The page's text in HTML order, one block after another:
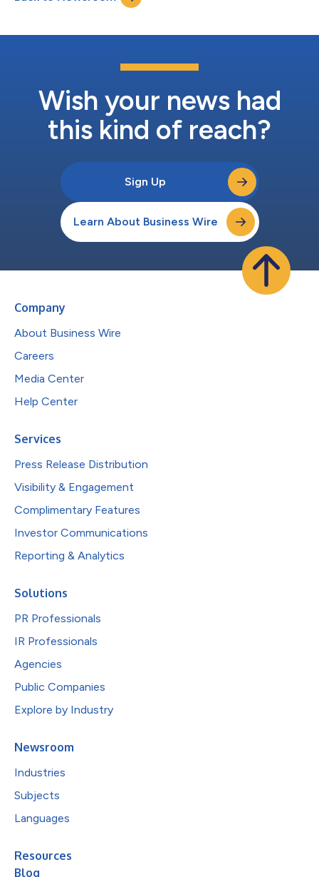
Trials.gov識別番号：NCT06544291） この臨床試験はエール大
神経科学（PAIN）研究室の所長であり、入院精神科副主任である
の臨床試験の資金は国立薬物乱用研究所（NIDA）からの助成金
によって賄われます。 この臨床試験の主な目的は、OUDおよび
るためTHCと同時投与されるNantheia™ ATL5,...
Wish your news had
this kind of reach?
Sign Up
Learn About Business Wire
Company
About Business Wire
Careers
Media Center
Help Center
Services
Press Release Distribution
Visibility & Engagement
Complimentary Features
Investor Communications
Reporting & Analytics
Solutions
PR Professionals
IR Professionals
Agencies
Public Companies
Explore by Industry
Newsroom
Industries
Subjects
Languages
Resources
Blog